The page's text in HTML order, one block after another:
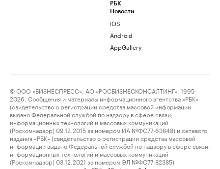
РБК
Новости
iOS
Android
AppGallery
© ООО «БИЗНЕСПРЕСС», АО «РОСБИЗНЕСКОНСАЛТИНГ», 1995–
2026. Сообщения и материалы информационного агентства «РБК»
(свидетельство о регистрации средства массовой информации
выдано Федеральной службой по надзору в сфере связи,
информационных технологий и массовых коммуникаций
(Роскомнадзор) 09.12.2015 за номером ИА №ФС77-63848) и сетевого
издания «РБК» (свидетельство о регистрации средства массовой
информации выдано Федеральной службой по надзору в сфере связи,
информационных технологий и массовых коммуникаций
(Роскомнадзор) 03.12.2021 за номером ЭЛ №ФС77-82385)